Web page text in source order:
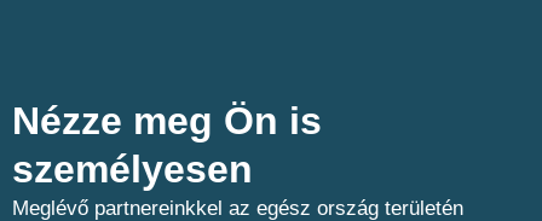
Nézze meg Ön is
személyesen​
Meglévő partnereinkkel az egész ország területén